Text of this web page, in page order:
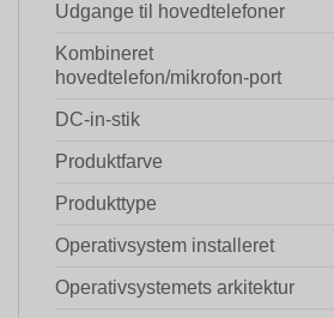
Udgange til hovedtelefoner
Kombineret
hovedtelefon/mikrofon-port
DC-in-stik
Produktfarve
Produkttype
Operativsystem installeret
Operativsystemets arkitektur